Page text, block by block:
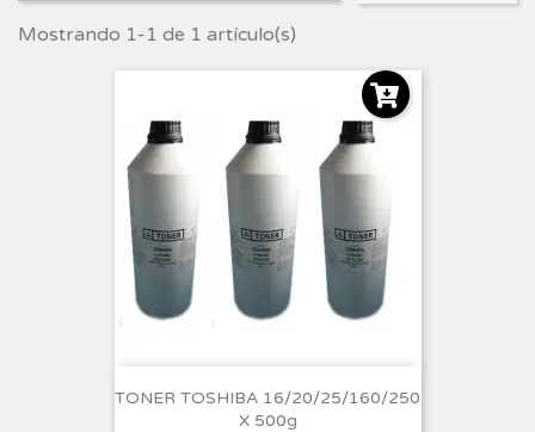
Mostrando 1-1 de 1 artículo(s)
TONER TOSHIBA 16/20/25/160/250
X 500g